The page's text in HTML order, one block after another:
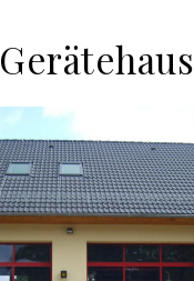
Gerätehaus